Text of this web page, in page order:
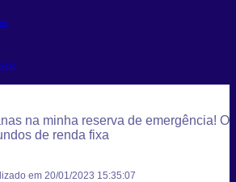
na minha reserva de emergência! O
de renda fixa
em 20/01/2023 15:35:07